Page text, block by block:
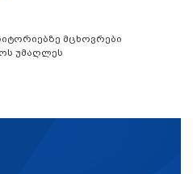
მცხოვრები
უმაღლეს